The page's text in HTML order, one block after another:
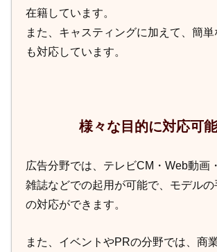
在籍しています。
また、キャスティングに加えて、簡
も対応しています。
様々な目的に対応可能
広告分野では、テレビCM・Web動画
雑誌などでの起用が可能で、モデル
の対応ができます。
また、イベントやPRの分野では、商